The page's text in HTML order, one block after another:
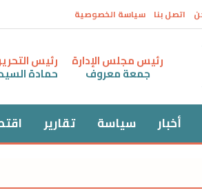
اتصل بنا سياسة الخصوصية
رئيس مجلس الإدارة
جمعة معروف
رئيس
حمادة
أخبار سياسة تقارير